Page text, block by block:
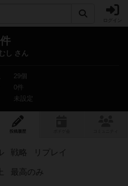
し さん
29個
0件
未設定
投稿履歴
戦略 リプレイ
最高のみ